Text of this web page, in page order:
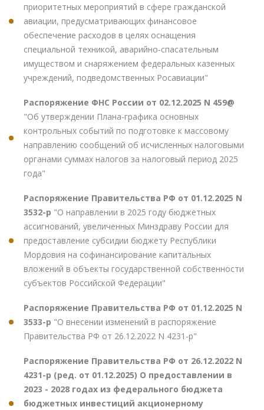
приоритетных мероприятий в сфере гражданской
авиации, предусматривающих финансовое
обеспечение расходов в целях оснащения
специальной техникой, аварийно-спасательным
имуществом и снаряжением федеральных казенных
учреждений, подведомственных Росавиации"
Распоряжение ФНС России от 02.12.2025 N 459@
"Об утверждении Плана-графика основных
контрольных событий по подготовке к массовому
направлению сообщений об исчисленных налоговыми
органами суммах налогов за налоговый период 2025
года"
Распоряжение Правительства РФ от 01.12.2025 N
3532-р "О направлении в 2025 году бюджетных
ассигнований, увеличенных Минздраву России для
предоставление субсидии бюджету Республики
Мордовия на софинансирование капитальных
вложений в объекты государственной собственности
субъектов Российской Федерации"
Распоряжение Правительства РФ от 01.12.2025 N
3533-р "О внесении изменений в распоряжение
Правительства РФ от 26.12.2022 N 4231-р"
Распоряжение Правительства РФ от 26.12.2022 N
4231-р (ред. от 01.12.2025) О предоставлении в
2023 - 2028 годах из федерального бюджета
бюджетных инвестиций акционерному